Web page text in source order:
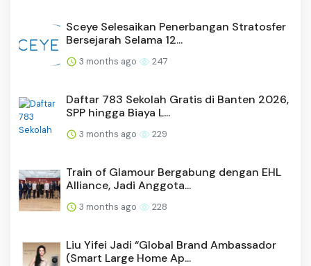
Sceye Selesaikan Penerbangan Stratosfer
Bersejarah Selama 12...
3 months ago 247
Daftar 783 Sekolah Gratis di Banten 2026,
SPP hingga Biaya L...
3 months ago 229
Train of Glamour Bergabung dengan EHL
Alliance, Jadi Anggota...
3 months ago 228
Liu Yifei Jadi “Global Brand Ambassador
(Smart Large Home Ap...